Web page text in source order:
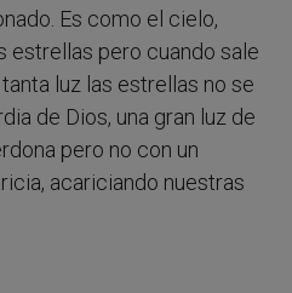
Es como el cielo,
estrellas pero cuando sale
luz las estrellas no se
de Dios, una gran luz de
pero no con un
acariciando nuestras